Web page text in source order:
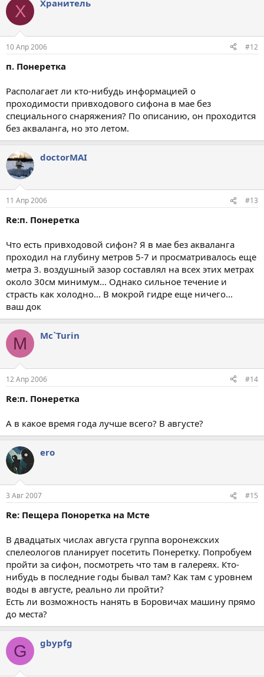
X Xранитель
10 Апр 2006 #12
п. Понеретка
Располагает ли кто-нибудь информацией о
проходимости привходового сифона в мае без
специального снаряжения? По описанию, он проходится
без акваланга, но это летом.
doctorMAI
11 Апр 2006 #13
Re:п. Понеретка
Что есть привходовой сифон? Я в мае без акваланга
проходил на глубину метров 5-7 и просматривалось еще
метра 3. воздушный зазор составлял на всех этих метрах
около 30см минимум... Однако сильное течение и
страсть как холодно... В мокрой гидре еще ничего...
ваш док
M Mc`Turin
12 Апр 2006 #14
Re:п. Понеретка
А в какое время года лучше всего? В августе?
ero
3 Авг 2007 #15
Re: Пещера Поноретка на Мсте
В двадцатых числах августа группа воронежских
спелеологов планирует посетить Понеретку. Попробуем
пройти за сифон, посмотреть что там в галереях. Кто-
нибудь в последние годы бывал там? Как там с уровнем
воды в августе, реально ли пройти?
Есть ли возможность нанять в Боровичах машину прямо
до места?
G gbypfg